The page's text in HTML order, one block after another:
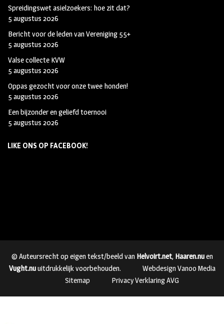
Spreidingswet asielzoekers: hoe zit dat?
5 augustus 2026
Bericht voor de leden van Vereniging 55+
5 augustus 2026
Valse collecte KVW
5 augustus 2026
Oppas gezocht voor onze twee honden!
5 augustus 2026
Een bijzonder en geliefd toernooi
5 augustus 2026
LIKE ONS OP FACEBOOK!
© Auteursrecht op eigen tekst/beeld van Helvoirt.net, Haaren.nuen
Vught.nuuitdrukkelijk voorbehouden.
Webdesign Vanoo Media
Sitemap
Privacy Verklaring AVG